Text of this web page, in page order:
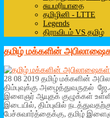
சுயமரியாதை
தமிழினி - LTTE
Legends
திராவிடம் VS தமிழ்
தமிழ் மக்களின்
28 08 2019 தமிழ் மக்களின்
திம்புவுக்கு அழைத்துவருதல்
இளைஞர் ஆயுதக் குழுக்கள்
இடையில், திம்புவில்
பேச்சுவார்த்தைக்கு, தமிழ்